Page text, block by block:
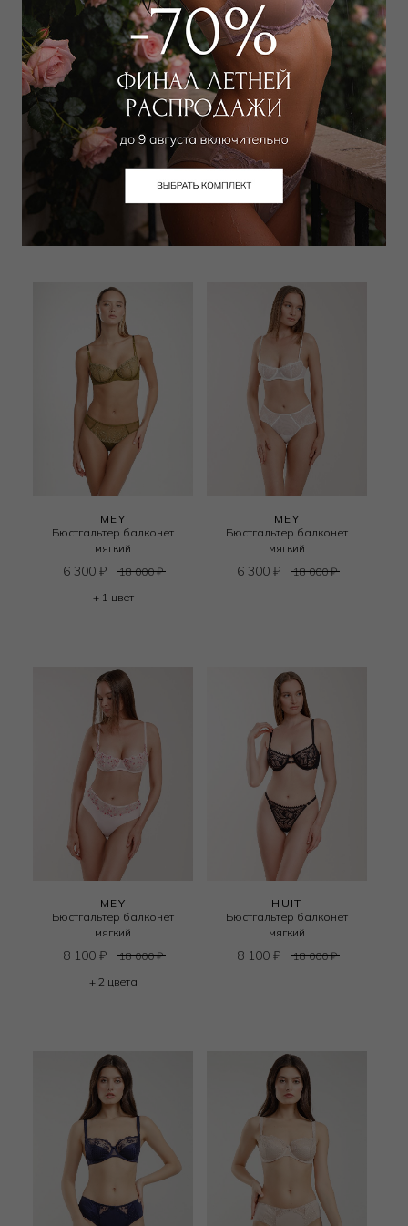
WILD ORCHID
Бюстгальтер балконет t-shirt
5 400 12 000₽
MEY
Бюстгальтер балконет
мягкий
8 100 18 000
+ 2 цвета
MEY
Бюстгальтер балконет
мягкий
6 300 ₽ 18 000₽
+ 1 цвет
MEY
Бюстгальтер балконет
мягкий
6 300 ₽ 18 000₽
MEY
Бюстгальтер балконет
мягкий
8 100 ₽ 18 000₽
+ 2 цвета
HUIT
Бюстгальтер балконет
мягкий
8 100 ₽ 18 000₽